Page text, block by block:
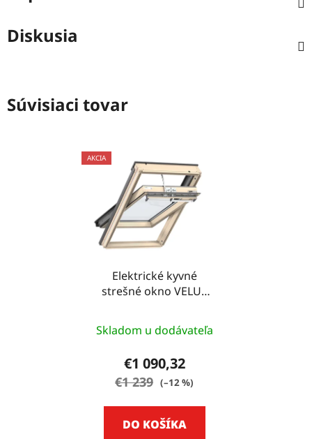
Diskusia
Súvisiaci tovar
AKCIA
Elektrické kyvné
strešné okno VELUX
Skladom u dodávateľa
€1 090,32
€1 239 (–12 %)
DO KOŠÍKA